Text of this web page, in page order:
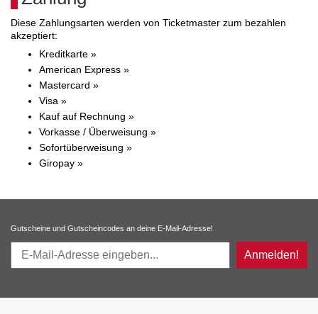
Diese Zahlungsarten werden von Ticketmaster zum bezahlen
akzeptiert:
Kreditkarte »
American Express »
Mastercard »
Visa »
Kauf auf Rechnung »
Vorkasse / Überweisung »
Sofortüberweisung »
Giropay »
Gutscheine und Gutscheincodes an deine E-Mail-Adresse!
Anmelden!